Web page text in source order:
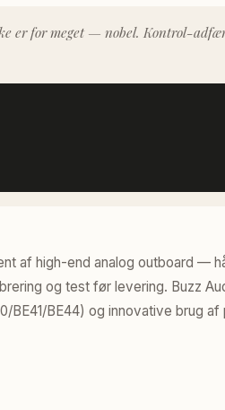
er for meget — nobel. Kontrol-
af high-end analog outboard —
og test før levering. Buzz
BE41/BE44) og innovative brug